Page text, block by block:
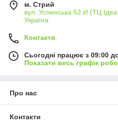
м. Стрий
вул. Успенська 52 И (ТЦ
Україна
Контакти
Сьогодні працює з 09:00
Показати весь графік
Про нас
Контакти